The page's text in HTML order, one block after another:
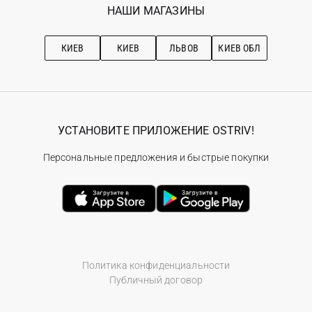
Ostriv Club+
Наши магазини
Рекомендации по уходу
НАШИ МАГАЗИНЫ
КИЕВ КИЕВ ЛЬВОВ КИЕВ ОБЛ
Политика конфиденциальности
Публичный договор
УСТАНОВИТЕ ПРИЛОЖЕНИЕ OSTRIV!
Персональные предложения и быстрые покупки